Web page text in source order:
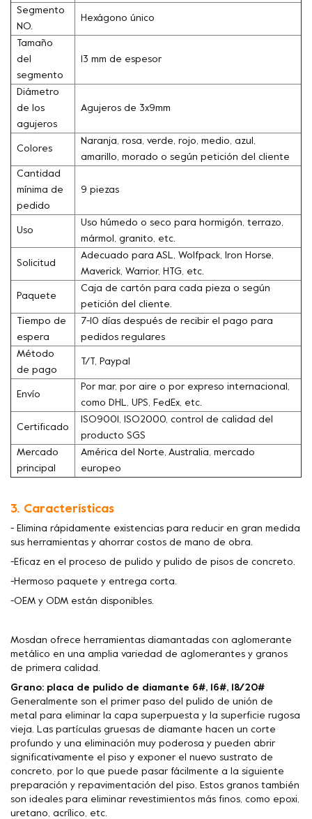
Segmento
NO.
Hexágono único
Tamaño
del
segmento
13 mm de espesor
Diámetro
de los
agujeros
Agujeros de 3x9mm
Colores
Naranja, rosa, verde, rojo, medio, azul,
amarillo, morado o según petición del cliente
Cantidad
mínima de
pedido
9 piezas
Uso
Uso húmedo o seco para hormigón, terrazo,
mármol, granito, etc.
Solicitud
Adecuado para ASL, Wolfpack, Iron Horse,
Maverick, Warrior, HTG, etc.
Paquete
Caja de cartón para cada pieza o según
petición del cliente.
Tiempo de
espera
7-10 días después de recibir el pago para
pedidos regulares
Método
de pago
T/T, Paypal
Envío
Por mar, por aire o por expreso internacional,
como DHL, UPS, FedEx, etc.
Certificado
ISO9001, ISO2000, control de calidad del
producto SGS
Mercado
principal
América del Norte, Australia, mercado
europeo
3. Características
- Elimina rápidamente existencias para reducir en gran medida
sus herramientas y ahorrar costos de mano de obra.
-Eficaz en el proceso de pulido y pulido de pisos de concreto.
-Hermoso paquete y entrega corta.
-OEM y ODM están disponibles.
Mosdan ofrece herramientas diamantadas con aglomerante
metálico en una amplia variedad de aglomerantes y granos
de primera calidad.
Grano: placa de pulido de diamante 6#, 16#, 18/20#
Generalmente son el primer paso del pulido de unión de
metal para eliminar la capa superpuesta y la superficie rugosa
vieja. Las partículas gruesas de diamante hacen un corte
profundo y una eliminación muy poderosa y pueden abrir
significativamente el piso y exponer el nuevo sustrato de
concreto, por lo que puede pasar fácilmente a la siguiente
preparación y repavimentación del piso. Estos granos también
son ideales para eliminar revestimientos más finos, como epoxi,
uretano, acrílico, etc.